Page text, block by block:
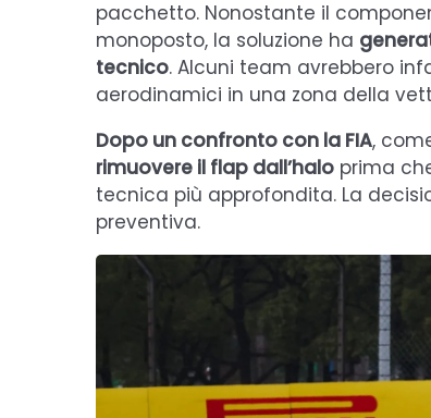
pacchetto. Nonostante il
monoposto, la soluzione ha
tecnico. Alcuni team avrebbero
aerodinamici in una zona della
Dopo un confronto con la FIA,
rimuovere il flap dall’halo prima
tecnica più approfondita. La
preventiva.